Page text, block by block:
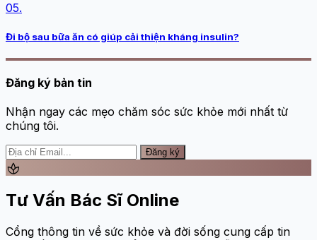
05.
Đi bộ sau bữa ăn có giúp cải thiện kháng insulin?
Đăng ký bản tin
Nhận ngay các mẹo chăm sóc sức khỏe mới nhất từ
chúng tôi.
Đăng ký
spa
Tư Vấn Bác Sĩ Online
Cổng thông tin về sức khỏe và đời sống cung cấp tin